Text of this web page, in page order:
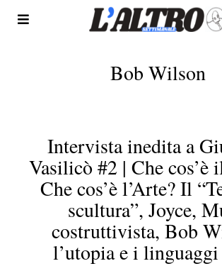
Bob Wilson
Intervista inedita a
Vasilicò #2 | Che cos’è
Che cos’è l’Arte? Il
scultura”, Joyce,
costruttivista, Bob
l’utopia e i